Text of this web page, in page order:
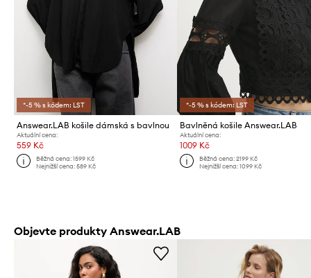
*-5 % s kódem: LST
Answear.LAB košile dámská s bavlnou
Aktuální cena:
559 Kč
Běžná cena:1599 Kč
Nejnižší cena:589 Kč
*-5 % s kódem: LST
Bavlněná košile Answear.LAB
Aktuální cena:
1009 Kč
Běžná cena: 2199 Kč
Nejnižší cena: 1099 Kč
Objevte produkty Answear.LAB